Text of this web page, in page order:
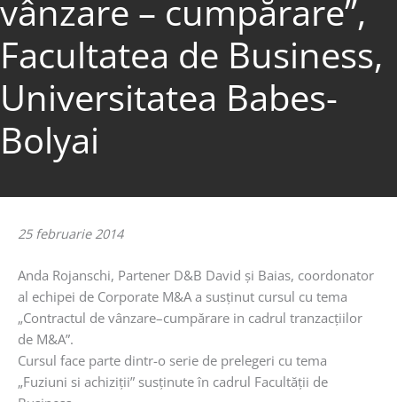
vânzare – cumpărare”,
Facultatea de Business,
Universitatea Babes-
Bolyai
25 februarie 2014
Anda Rojanschi, Partener D&B David şi Baias, coordonator
al echipei de Corporate M&A a susţinut cursul cu tema
„Contractul de vânzare–cumpărare in cadrul tranzacţiilor
de M&A”.
Cursul face parte dintr-o serie de prelegeri cu tema
„Fuziuni si achiziţii” susţinute în cadrul Facultăţii de